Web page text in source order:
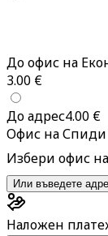
До офис на
3.00 €
До адрес4.00 €
Офис на Спиди
Избери офис
Или въведете
Наложен